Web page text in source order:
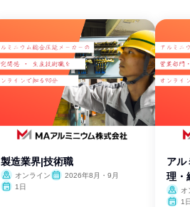
製造業界|技術職
オンライン
2026年8月・9月
1日
アル
理・
60分
オ
1日